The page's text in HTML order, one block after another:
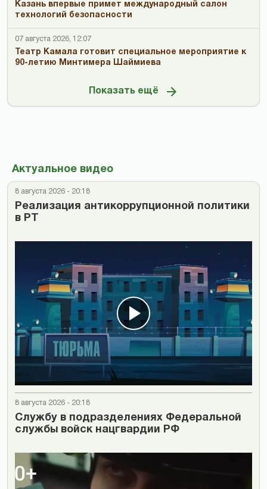
Казань впервые примет международный салон
технологий безопасности
07 августа 2026, 12:07
Театр Камала готовит специальное мероприятие к
90-летию Минтимера Шаймиева
Показать ещё
Актуальное видео
8 августа 2026 - 20:18
Реализация антикоррупционной политики
в РТ
8 августа 2026 - 20:18
Cлужбу в подразделениях Федеральной
службы войск нацгвардии РФ